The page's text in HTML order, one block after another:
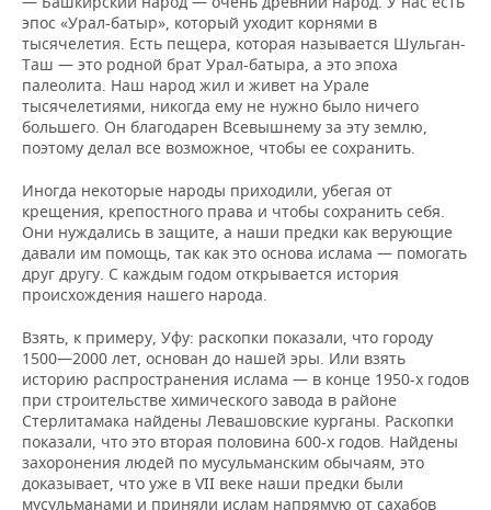
эпос «Урал-батыр», который уходит корнями в
тысячелетия. Есть пещера, которая называется Шульган-
Таш — это родной брат Урал-батыра, а это эпоха
палеолита. Наш народ жил и живет на Урале
тысячелетиями, никогда ему не нужно было ничего
большего. Он благодарен Всевышнему за эту землю,
поэтому делал все возможное, чтобы ее сохранить.
Иногда некоторые народы приходили, убегая от
крещения, крепостного права и чтобы сохранить себя.
Они нуждались в защите, а наши предки как верующие
давали им помощь, так как это основа ислама — помогать
друг другу. С каждым годом открывается история
происхождения нашего народа.
Взять, к примеру, Уфу: раскопки показали, что городу
1500—2000 лет, основан до нашей эры. Или взять
историю распространения ислама — в конце 1950-х годов
при строительстве химического завода в районе
Стерлитамака найдены Левашовские курганы. Раскопки
показали, что это вторая половина 600-х годов. Найдены
захоронения людей по мусульманским обычаям, это
доказывает, что уже в VII веке наши предки были
мусульманами и приняли ислам напрямую от сахабов